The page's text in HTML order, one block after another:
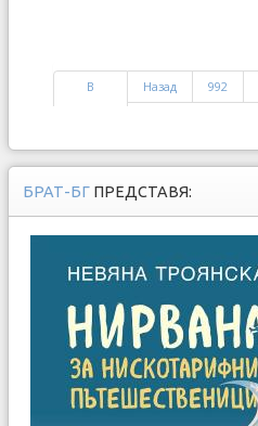
В
Назад 992
БРАТ-БГ ПРЕДСТАВЯ: